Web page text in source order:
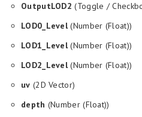
OutputLOD2 (Toggle /
LOD0_Level(Number (Float))
LOD1_Level(Number (Float))
LOD2_Level(Number (Float))
uv (2D Vector)
depth (Number (Float))